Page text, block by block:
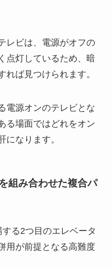
レビは、電源がオフの
点灯しているため、暗
れば見つけられます。
電源オンのテレビとな
る場面ではどれをオン
になります。
組み合わせた複合パ
る2つ目のエレベータ
用が前提となる高難度